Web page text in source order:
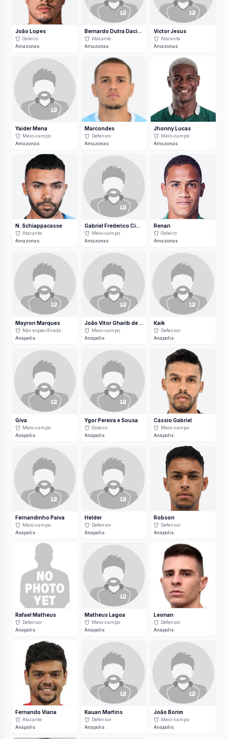
João Lopes
Goleiro
Amazonas
Bernardo Dutra Daciolo Fonseca dos Santos
Atacante
Amazonas
Victor Jesus
Atacante
Amazonas
Yaider Mena
Meio-campo
Amazonas
Marcondes
Defensor
Amazonas
Jhonny Lucas
Meio-campo
Amazonas
N. Schiappacasse
Atacante
Amazonas
Gabriel Frederico Cipriano
Meio-campo
Amazonas
Renan
Goleiro
Amazonas
Mayron Marques
Não especificada
Anápolis
João Vitor Gharib de Moraes
Meio-campo
Anápolis
Kaik
Defensor
Anápolis
Giva
Meio-campo
Anápolis
Ygor Pereira e Sousa
Goleiro
Anápolis
Cássio Gabriel
Meio-campo
Anápolis
Fernandinho Paiva
Meio-campo
Anápolis
Helder
Defensor
Anápolis
Robson
Defensor
Anápolis
Rafael Matheus
Defensor
Anápolis
Matheus Lagoa
Meio-campo
Anápolis
Leonan
Defensor
Anápolis
Fernando Viana
Atacante
Anápolis
Kauan Martins
Defensor
Anápolis
João Borim
Meio-campo
Anápolis